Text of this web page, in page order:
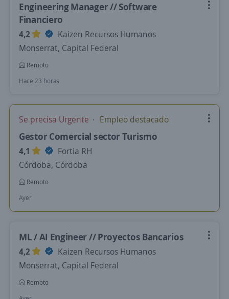
Engineering Manager // Software
Financiero
4,2
Kaizen Recursos Humanos
Monserrat, Capital Federal
Remoto
Hace 23 horas
Se precisa Urgente Empleo destacado
Gestor Comercial sector Turismo
4,1
Fortia RH
Córdoba, Córdoba
Remoto
Ayer
ML / AI Engineer // Proyectos Bancarios
4,2
Kaizen Recursos Humanos
Monserrat, Capital Federal
Remoto